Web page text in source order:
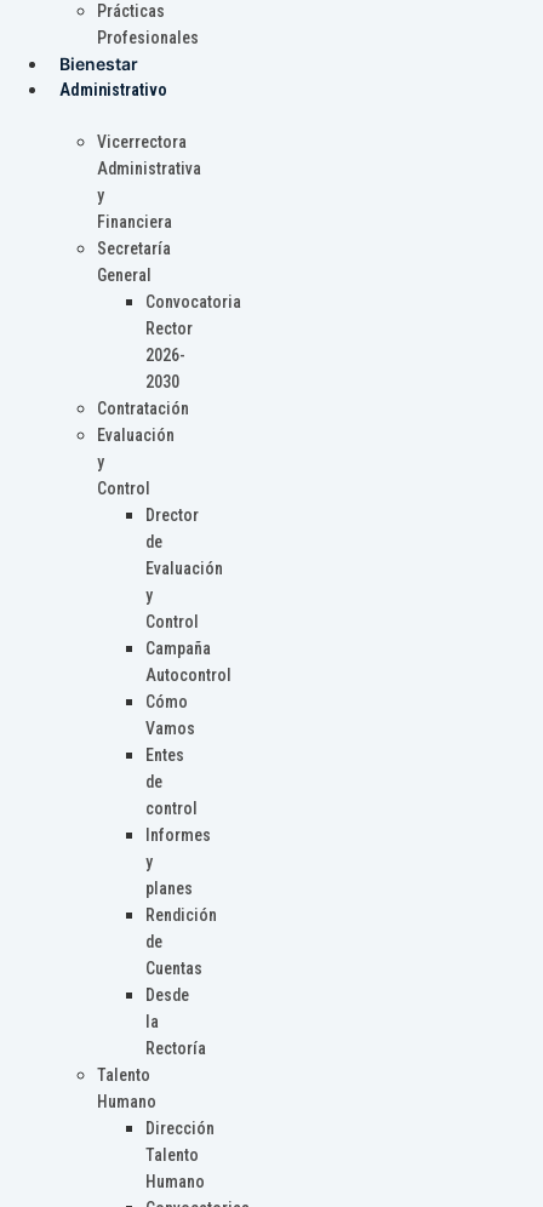
Prácticas
Profesionales
Bienestar
Administrativo
Vicerrectora
Administrativa
y
Financiera
Secretaría
General
Convocatoria
Rector
2026-
2030
Contratación
Evaluación
y
Control
Drector
de
Evaluación
y
Control
Campaña
Autocontrol
Cómo
Vamos
Entes
de
control
Informes
y
planes
Rendición
de
Cuentas
Desde
la
Rectoría
Talento
Humano
Dirección
Talento
Humano